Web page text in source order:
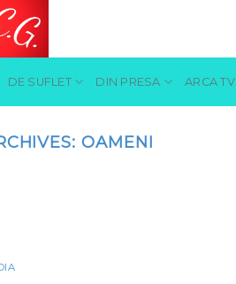
DE SUFLET DIN PRESA ARCA TV
OAMENI